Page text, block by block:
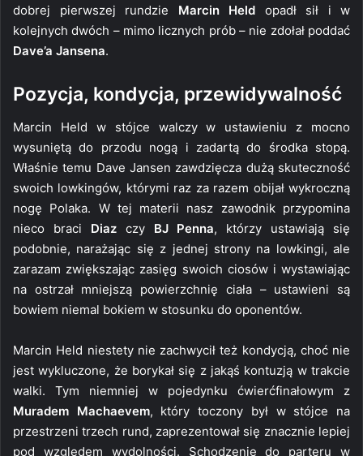
dobrej pierwszej rundzie Marcin Held opadł sił i w
kolejnych dwóch – mimo licznych prób – nie zdołał poddać
Dave’a Jansena.
Pozycja, kondycja, przewidywalność
Marcin Held w stójce walczy w ustawieniu z mocno
wysuniętą do przodu nogą i zadartą do środka stopą.
Właśnie temu Dave Jansen zawdzięcza dużą skuteczność
swoich lowkingów, którymi raz za razem obijał wykroczną
nogę Polaka. W tej materii nasz zawodnik przypomina
nieco braci Diazczy BJ Penna, którzy ustawiają się
podobnie, narażając się z jednej strony na lowkingi, ale
zarazam zwiększając zasięg swoich ciosów i wystawiając
na ostrzał mniejszą powierzchnię ciała – ustawieni są
bowiem niemal bokiem w stosunku do oponentów.
Marcin Held niestety nie zachwycił też kondycją, choć nie
jest wykluczone, że borykał się z jakąś kontuzją w trakcie
walki. Tym niemniej w pojedynku ćwierćfinałowym z
Muradem Machaevem, który toczony był w stójce na
przestrzeni trzech rund, zaprezentował się znacznie lepiej
pod względem wydolności. Schodzenie do parteru w